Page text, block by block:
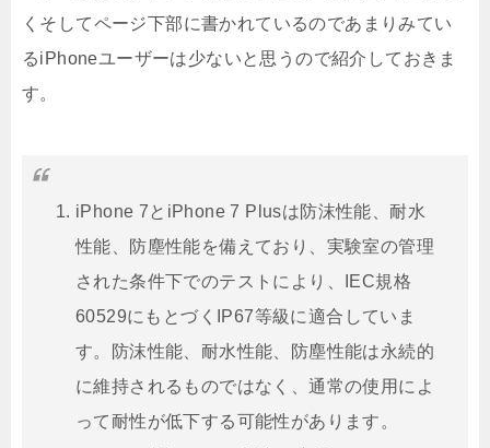
くそしてページ下部に書かれているのであまりみてい
るiPhoneユーザーは少ないと思うので紹介しておきま
す。
iPhone 7とiPhone 7 Plusは防沫性能、耐水
性能、防塵性能を備えており、実験室の管理
された条件下でのテストにより、IEC規格
60529にもとづくIP67等級に適合していま
す。防沫性能、耐水性能、防塵性能は永続的
に維持されるものではなく、通常の使用によ
って耐性が低下する可能性があります。